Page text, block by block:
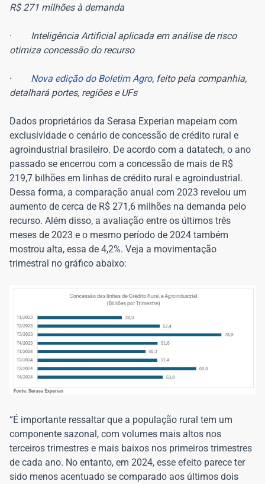
R$ 271 milhões à demanda
· Inteligência Artificial aplicada em análise de risco
otimiza concessão do recurso
· Nova edição do Boletim Agro, feito pela companhia,
detalhará portes, regiões e UFs
Dados proprietários da Serasa Experian mapeiam com
exclusividade o cenário de concessão de crédito rural e
agroindustrial brasileiro. De acordo com a datatech, o ano
passado se encerrou com a concessão de mais de R$
219,7 bilhões em linhas de crédito rural e agroindustrial.
Dessa forma, a comparação anual com 2023 revelou um
aumento de cerca de R$ 271,6 milhões na demanda pelo
recurso. Além disso, a avaliação entre os últimos três
meses de 2023 e o mesmo período de 2024 também
mostrou alta, essa de 4,2%. Veja a movimentação
trimestral no gráfico abaixo:
“É importante ressaltar que a população rural tem um
componente sazonal, com volumes mais altos nos
terceiros trimestres e mais baixos nos primeiros trimestres
de cada ano. No entanto, em 2024, esse efeito parece ter
sido menos acentuado se comparado aos últimos dois